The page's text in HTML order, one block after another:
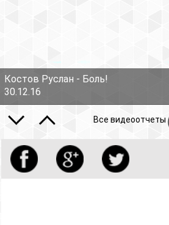
Костов Руслан - Боль!
30.12.16
Все видеоотчеты